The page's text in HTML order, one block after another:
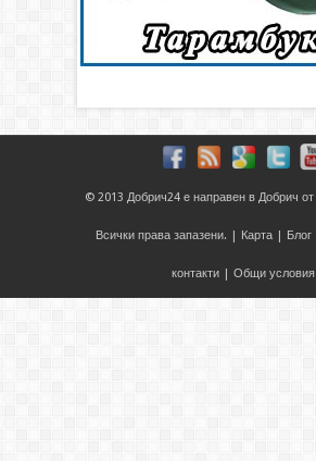
© 2013 Добрич24 е направен в Добрич от
Всички права запазени. | Карта | Блог
контакти | Общи условия